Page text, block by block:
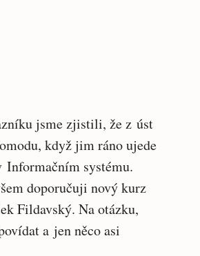
jsme zjistili, že z úst
když jim ráno ujede
Informačním systému.
doporučuji nový kurz
Fildavský. Na otázku,
a jen něco asi